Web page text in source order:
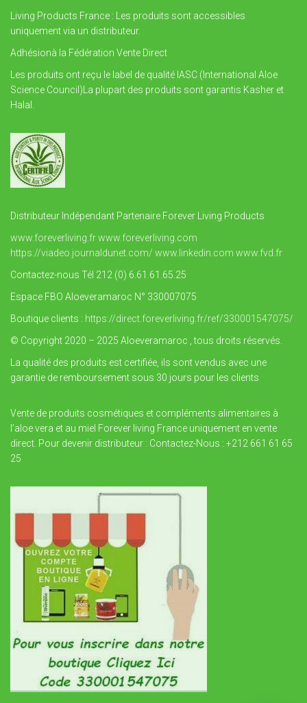
Living Products France : Les produits sont accessibles
uniquement via un distributeur.
Adhésionà la Fédération Vente Direct
Les produits ont reçu le label de qualité IASC (International Aloe
Science Council)La plupart des produits sont garantis Kasher et
Halal.
Distributeur Indépendant Partenaire Forever Living Products
www.foreverliving.frwww.foreverliving.com
https://viadeo.journaldunet.com/ www.linkedin.com www.fvd.fr
Contactez-nous Tél 212 (0) 6.61.61.65.25
Espace FBO Aloeveramaroc N° 330007075
Boutique clients : https://direct.foreverliving.fr/ref/330001547075/
© Copyright 2020 – 2025 Aloeveramaroc , tous droits réservés.
La qualité des produits est certifiée, ils sont vendus avec une
garantie de remboursement sous 30 jours pour les clients
Vente de produits cosmétiques et compléments alimentaires à
l’aloe vera et au miel Forever living France uniquement en vente
direct. Pour devenir distributeur : Contactez-Nous : +212 661 61 65
25